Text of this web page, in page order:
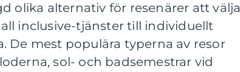
olika alternativ för resenärer att välja
inclusive-tjänster till individuellt
De mest populära typerna av resor
sol- och badsemestrar vid